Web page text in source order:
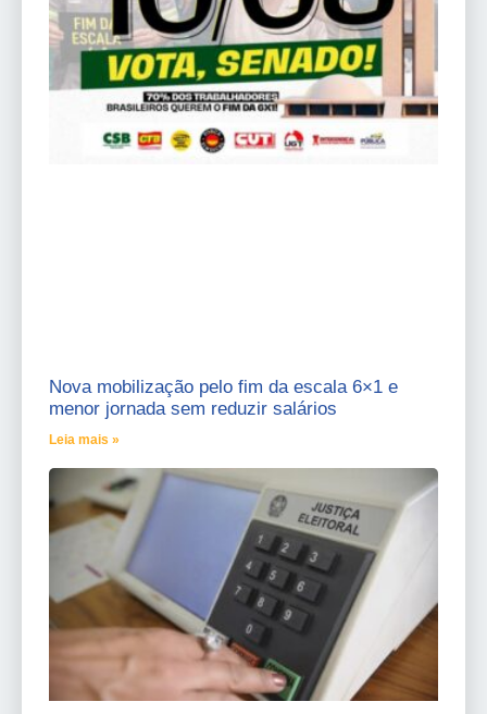
Nova mobilização pelo fim da escala 6×1 e
menor jornada sem reduzir salários
Leia mais »